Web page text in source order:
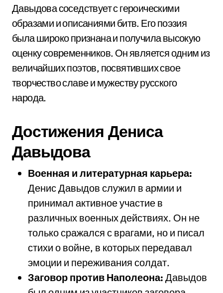
Давыдова соседствует с героическими
образами и описаниями битв. Его поэзия
была широко признана и получила высокую
оценку современников. Он является одним из
величайших поэтов, посвятивших свое
творчество славе и мужеству русского
народа.
Достижения Дениса
Давыдова
Военная и литературная карьера:
Денис Давыдов служил в армии и
принимал активное участие в
различных военных действиях. Он не
только сражался с врагами, но и писал
стихи о войне, в которых передавал
эмоции и переживания солдат.
Заговор против Наполеона: Давыдов